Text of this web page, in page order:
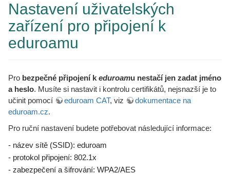
Nastavení uživatelských
zařízení pro připojení k
eduroamu
Pro bezpečné připojení k eduroamu nestačí jen zadat jméno
a heslo. Musíte si nastavit i kontrolu certifikátů, nejsnazší je to
učinit pomocí
eduroam CAT, viz
dokumentace na
eduroam.cz.
Pro ruční nastavení budete potřebovat následující informace:
- název sítě (SSID): eduroam
- protokol připojení: 802.1x
- zabezpečení a šifrování: WPA2/AES